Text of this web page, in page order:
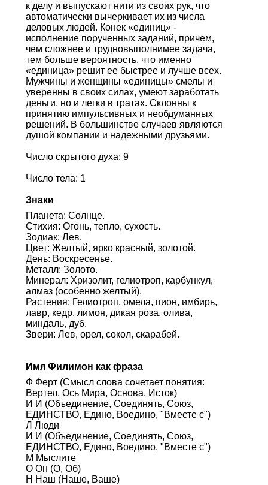
к делу и выпускают нити из своих рук, что
автоматически вычеркивает их из числа
деловых людей. Конек «единиц» -
исполнение порученных заданий, причем,
чем сложнее и трудновыполнимее задача,
тем больше вероятность, что именно
«единица» решит ее быстрее и лучше всех.
Мужчины и женщины «единицы» смелы и
уверенны в своих силах, умеют заработать
деньги, но и легки в тратах. Склонны к
принятию импульсивных и необдуманных
решений. В большинстве случаев являются
душой компании и надежными друзьями.
Число скрытого духа: 9
Число тела: 1
Знаки
Планета: Солнце.
Стихия: Огонь, тепло, сухость.
Зодиак: Лев.
Цвет: Желтый, ярко красный, золотой.
День: Воскресенье.
Металл: Золото.
Минерал: Хризолит, гелиотроп, карбункул,
алмаз (особенно желтый).
Растения: Гелиотроп, омела, пион, имбирь,
лавр, кедр, лимон, дикая роза, олива,
миндаль, дуб.
Звери: Лев, орел, сокол, скарабей.
Имя Филимон как фраза
Ф Ферт (Смысл слова сочетает понятия:
Вертел, Ось Мира, Основа, Исток)
И И (Объединение, Соединять, Союз,
ЕДИНСТВО, Едино, Воедино, "Вместе с")
Л Люди
И И (Объединение, Соединять, Союз,
ЕДИНСТВО, Едино, Воедино, "Вместе с")
М Мыслите
О Он (О, Об)
Н Наш (Наше, Ваше)